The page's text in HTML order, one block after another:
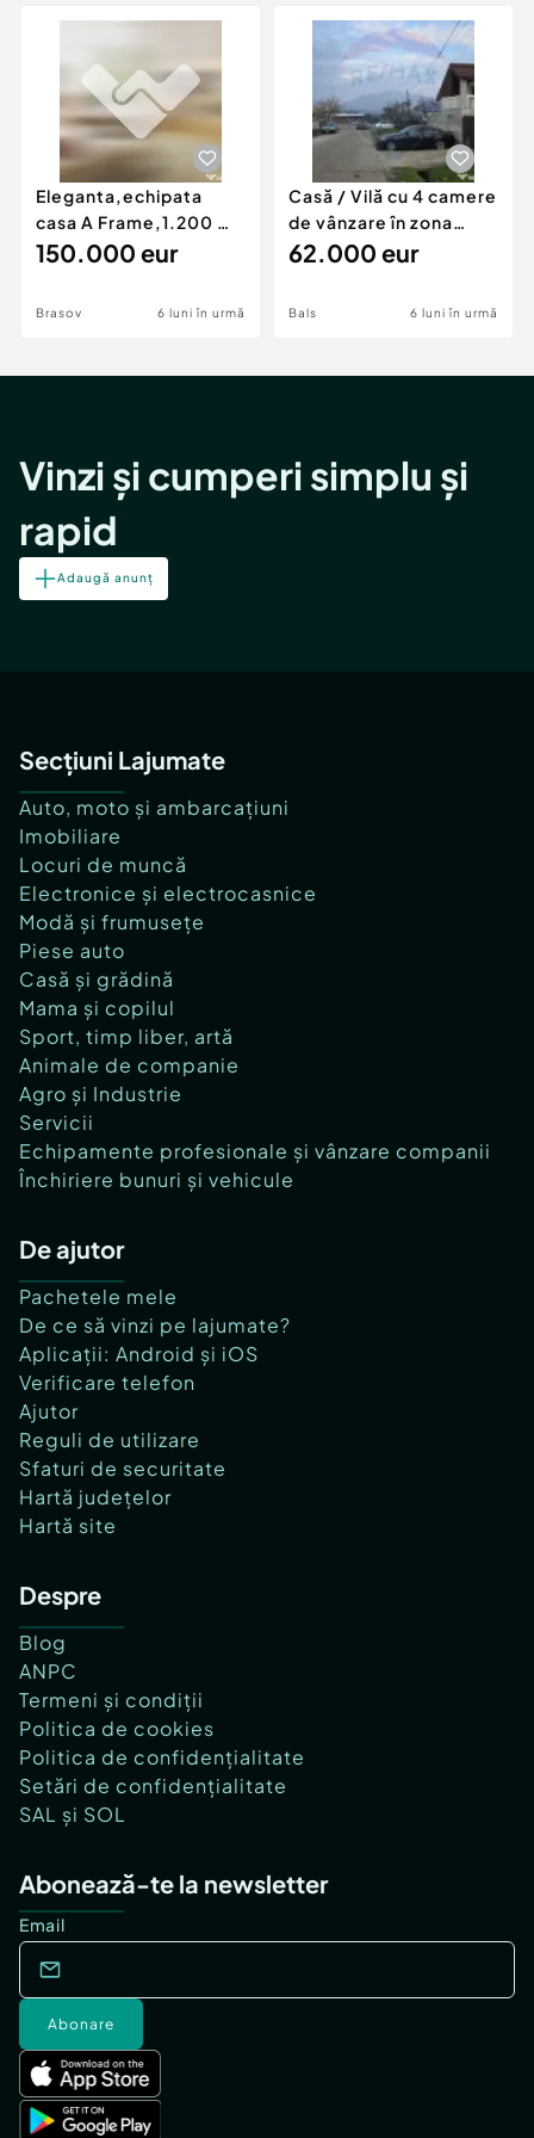
Animale de companie
Afaceri și echipamente profesionale
Inchiriere Bunuri si Vehicule
Utilaje agricole si industriale
Piese auto si accesorii
Dacia Duster
Eleganta,echipata
casa A Frame,1.200 mp
teren,deschidere Pia
150.000 eur
Brasov 6 luni în urmă
Casă / Vilă cu 4 camere
de vânzare în zona
Periferie
62.000 eur
Bals 6 luni în urmă
Vinzi și cumperi simplu și
rapid
Adaugă anunț
Secțiuni Lajumate
Auto, moto și ambarcațiuni
Imobiliare
Locuri de muncă
Electronice și electrocasnice
Modă și frumusețe
Piese auto
Casă și grădină
Mama și copilul
Sport, timp liber, artă
Animale de companie
Agro și Industrie
Servicii
Echipamente profesionale și vânzare companii
Închiriere bunuri și vehicule
De ajutor
Pachetele mele
De ce să vinzi pe lajumate?
Aplicații: Android și iOS
Verificare telefon
Ajutor
Reguli de utilizare
Sfaturi de securitate
Hartă județelor
Hartă site
Despre
Blog
ANPC
Termeni și condiții
Politica de cookies
Politica de confidențialitate
Setări de confidențialitate
SAL și SOL
Abonează-te la newsletter
Email
Abonare